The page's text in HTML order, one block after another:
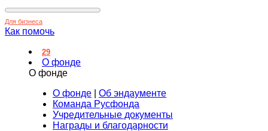
Для бизнеса
Как помочь
29
О фонде
О фонде
О фонде
Об эндаументе
Команда Русфонда
Учредительные документы
Награды и благодарности